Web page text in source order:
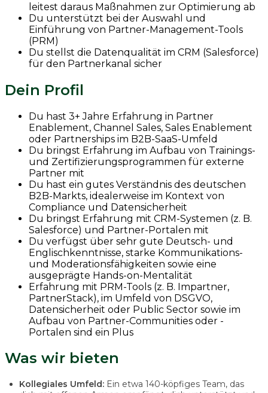
leitest daraus Maßnahmen zur Optimierung ab
Du unterstützt bei der Auswahl und
Einführung von Partner-Management-Tools
(PRM)
Du stellst die Datenqualität im CRM (Salesforce)
für den Partnerkanal sicher
Dein Profil
Du hast 3+ Jahre Erfahrung in Partner
Enablement, Channel Sales, Sales Enablement
oder Partnerships im B2B-SaaS-Umfeld
Du bringst Erfahrung im Aufbau von Trainings-
und Zertifizierungsprogrammen für externe
Partner mit
Du hast ein gutes Verständnis des deutschen
B2B-Markts, idealerweise im Kontext von
Compliance und Datensicherheit
Du bringst Erfahrung mit CRM-Systemen (z. B.
Salesforce) und Partner-Portalen mit
Du verfügst über sehr gute Deutsch- und
Englischkenntnisse, starke Kommunikations-
und Moderationsfähigkeiten sowie eine
ausgeprägte Hands-on-Mentalität
Erfahrung mit PRM-Tools (z. B. Impartner,
PartnerStack), im Umfeld von DSGVO,
Datensicherheit oder Public Sector sowie im
Aufbau von Partner-Communities oder -
Portalen sind ein Plus
Was wir bieten
Kollegiales Umfeld: Ein etwa 140-köpfiges Team, das